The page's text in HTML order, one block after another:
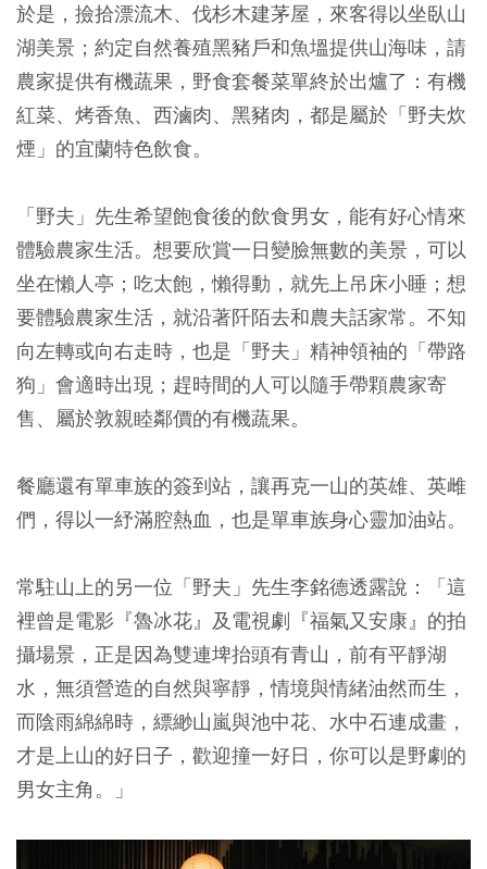
於是，撿拾漂流木、伐杉木建茅屋，來客得以坐臥山
湖美景；約定自然養殖黑豬戶和魚塭提供山海味，請
農家提供有機蔬果，野食套餐菜單終於出爐了：有機
紅菜、烤香魚、西滷肉、黑豬肉，都是屬於「野夫炊
煙」的宜蘭特色飲食。
「野夫」先生希望飽食後的飲食男女，能有好心情來
體驗農家生活。想要欣賞一日變臉無數的美景，可以
坐在懶人亭；吃太飽，懶得動，就先上吊床小睡；想
要體驗農家生活，就沿著阡陌去和農夫話家常。不知
向左轉或向右走時，也是「野夫」精神領袖的「帶路
狗」會適時出現；趕時間的人可以隨手帶顆農家寄
售、屬於敦親睦鄰價的有機蔬果。
餐廳還有單車族的簽到站，讓再克一山的英雄、英雌
們，得以一紓滿腔熱血，也是單車族身心靈加油站。
常駐山上的另一位「野夫」先生李銘德透露說：「這
裡曾是電影『魯冰花』及電視劇『福氣又安康』的拍
攝場景，正是因為雙連埤抬頭有青山，前有平靜湖
水，無須營造的自然與寧靜，情境與情緒油然而生，
而陰雨綿綿時，縹緲山嵐與池中花、水中石連成畫，
才是上山的好日子，歡迎撞一好日，你可以是野劇的
男女主角。」